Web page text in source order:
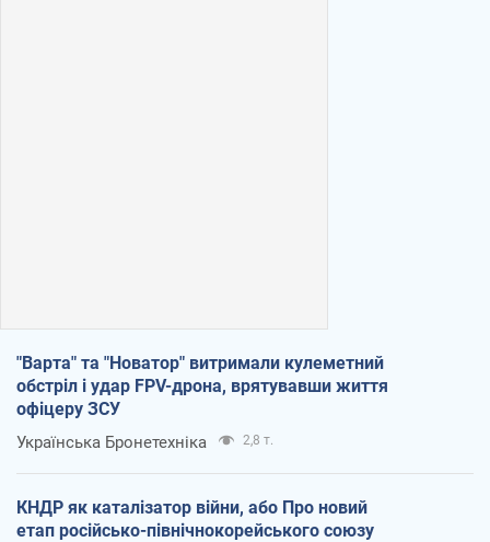
"Варта" та "Новатор" витримали кулеметний
обстріл і удар FPV-дрона, врятувавши життя
офіцеру ЗСУ
Українська Бронетехніка 2,8 т.
КНДР як каталізатор війни, або Про новий
етап російсько-північнокорейського союзу